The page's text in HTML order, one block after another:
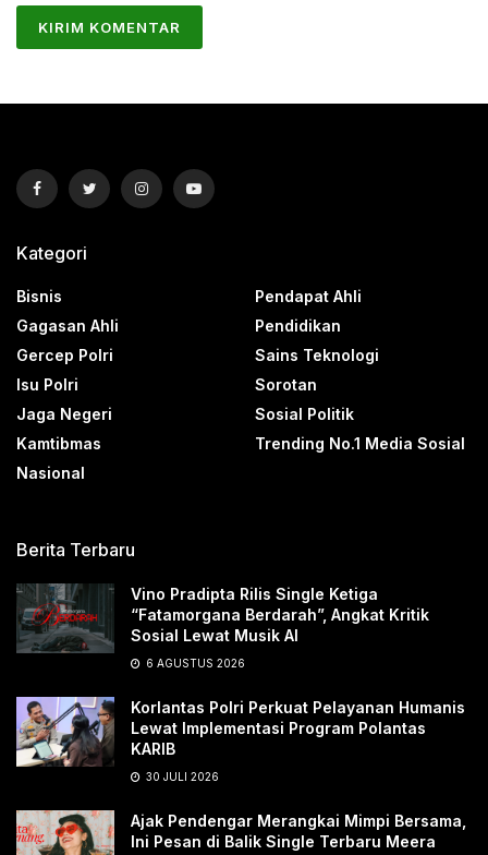
Kategori
Bisnis
Gagasan Ahli
Gercep Polri
Isu Polri
Jaga Negeri
Kamtibmas
Nasional
Pendapat Ahli
Pendidikan
Sains Teknologi
Sorotan
Sosial Politik
Trending No.1 Media Sosial
Berita Terbaru
Vino Pradipta Rilis Single Ketiga
“Fatamorgana Berdarah”, Angkat Kritik
Sosial Lewat Musik AI
6 AGUSTUS 2026
Korlantas Polri Perkuat Pelayanan Humanis
Lewat Implementasi Program Polantas
KARIB
30 JULI 2026
Ajak Pendengar Merangkai Mimpi Bersama,
Ini Pesan di Balik Single Terbaru Meera